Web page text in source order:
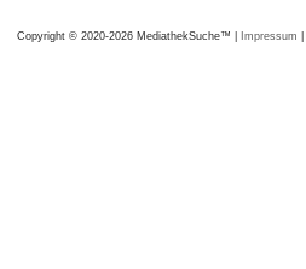
Copyright © 2020-2026 MediathekSuche™ | Impressum |